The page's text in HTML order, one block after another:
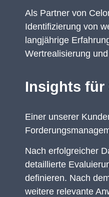
Als Partner von
Identifizierung von
langjährige
Wertrealisierung
Insights für
Einer unserer
Nach erfolgreicher
detaillierte
definieren. Nach
weitere relevante